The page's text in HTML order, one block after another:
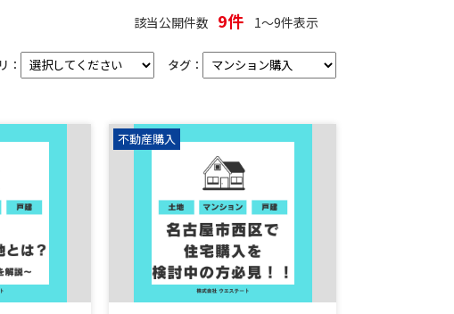
該当公開件数 9件 1～9件表示
： タグ：
不動産購入